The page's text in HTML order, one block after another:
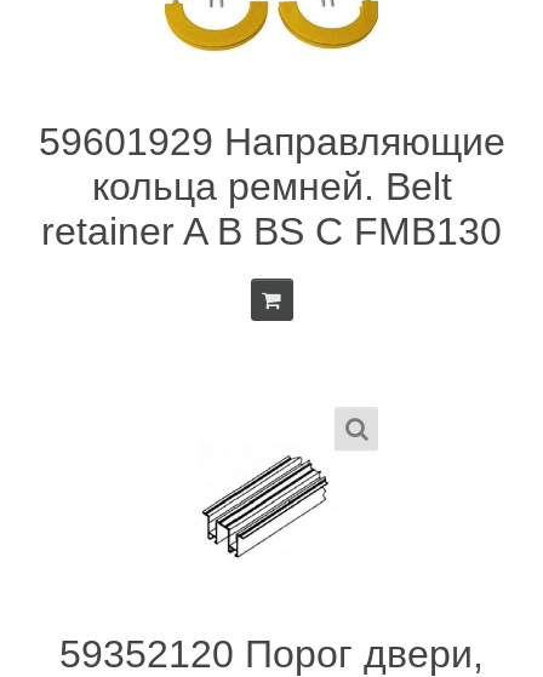
59601929 Направляющие
кольца ремней. Belt
retainer A B BS C FMB130
59352120 Порог двери,